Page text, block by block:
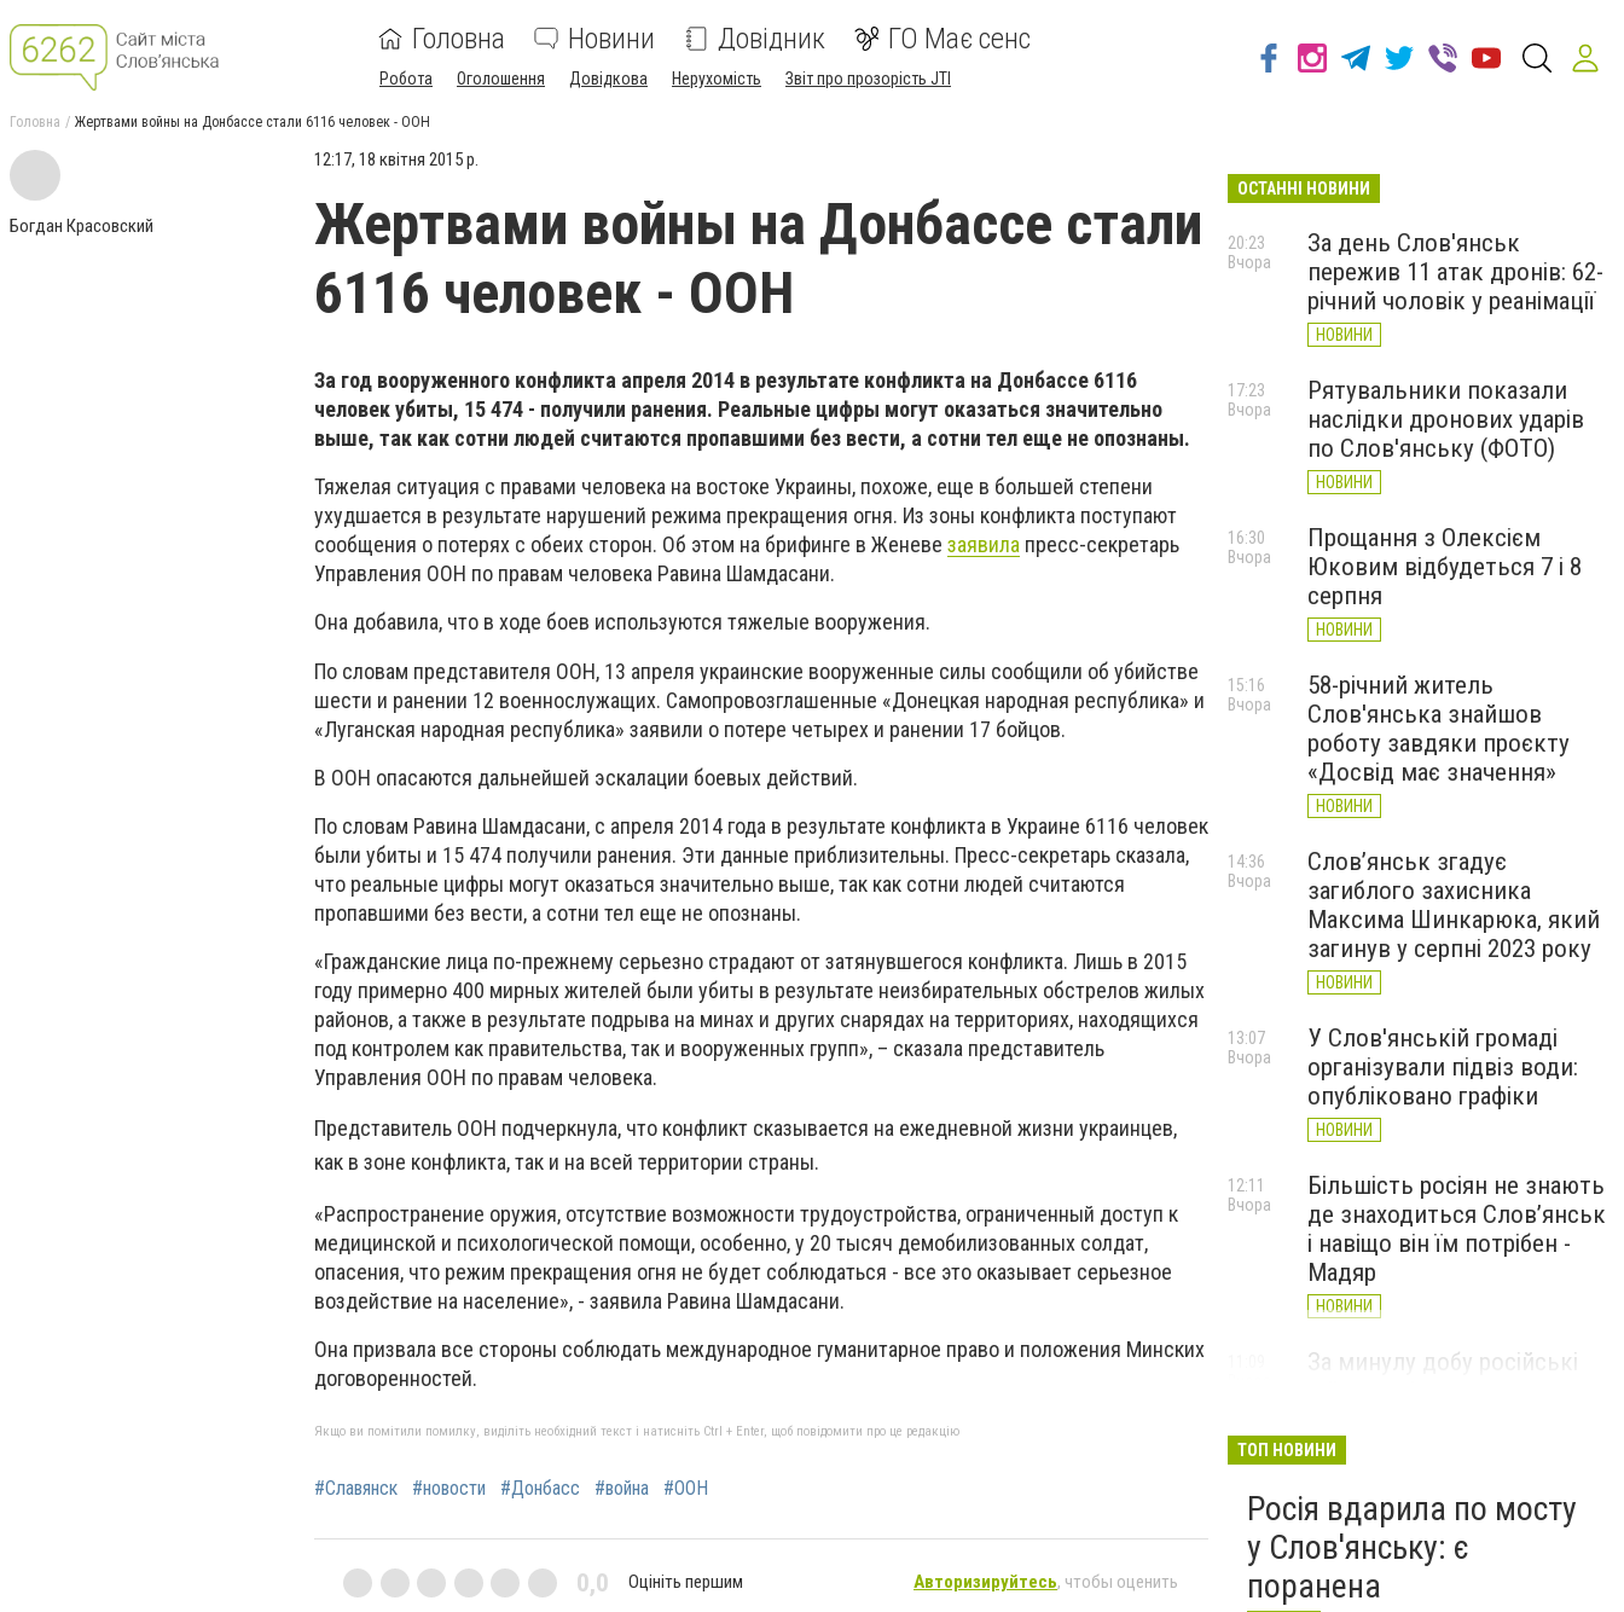
Головна Новини Довідник ГО Має сенс
Робота Оголошення Довідкова Нерухомість Звіт про прозорість JTI
Головна Жертвами войны на Донбассе стали 6116 человек - ООН
Богдан Красовский
12:17, 18 квітня 2015 р.
Жертвами войны на Донбассе стали
6116 человек - ООН
За год вооруженного конфликта апреля 2014 в результате конфликта на Донбассе 6116
человек убиты, 15 474 - получили ранения. Реальные цифры могут оказаться значительно
выше, так как сотни людей считаются пропавшими без вести, а сотни тел еще не опознаны.
Тяжелая ситуация с правами человека на востоке Украины, похоже, еще в большей степени
ухудшается в результате нарушений режима прекращения огня. Из зоны конфликта поступают
сообщения о потерях с обеих сторон. Об этом на брифинге в Женеве заявила пресс-секретарь
Управления ООН по правам человека Равина Шамдасани.
Она добавила, что в ходе боев используются тяжелые вооружения.
По словам представителя ООН, 13 апреля украинские вооруженные силы сообщили об убийстве
шести и ранении 12 военнослужащих. Самопровозглашенные «Донецкая народная республика» и
«Луганская народная республика» заявили о потере четырех и ранении 17 бойцов.
В ООН опасаются дальнейшей эскалации боевых действий.
По словам Равина Шамдасани, с апреля 2014 года в результате конфликта в Украине 6116 человек
были убиты и 15 474 получили ранения. Эти данные приблизительны. Пресс-секретарь сказала,
что реальные цифры могут оказаться значительно выше, так как сотни людей считаются
пропавшими без вести, а сотни тел еще не опознаны.
«Гражданские лица по-прежнему серьезно страдают от затянувшегося конфликта. Лишь в 2015
году примерно 400 мирных жителей были убиты в результате неизбирательных обстрелов жилых
районов, а также в результате подрыва на минах и других снарядах на территориях, находящихся
под контролем как правительства, так и вооруженных групп», – сказала представитель
Управления ООН по правам человека.
Представитель ООН подчеркнула, что конфликт сказывается на ежедневной жизни украинцев,
как в зоне конфликта, так и на всей территории страны.
«Распространение оружия, отсутствие возможности трудоустройства, ограниченный доступ к
медицинской и психологической помощи, особенно, у 20 тысяч демобилизованных солдат,
опасения, что режим прекращения огня не будет соблюдаться - все это оказывает серьезное
воздействие на население», - заявила Равина Шамдасани.
Она призвала все стороны соблюдать международное гуманитарное право и положения Минских
договоренностей.
Якщо ви помітили помилку, виділіть необхідний текст і натисніть Ctrl + Enter, щоб повідомити про це редакцію
#Славянск #новости #Донбасс #война #ООН
0,0 Оцініть першим Авторизируйтесь, чтобы оценить
ОСТАННІ НОВИНИ
За день Слов'янськ
пережив 11 атак дронів: 62-
річний чоловік у реанімації
НОВИНИ
20:23
Вчора
Рятувальники показали
наслідки дронових ударів
по Слов'янську (ФОТО)
НОВИНИ
17:23
Вчора
Прощання з Олексієм
Юковим відбудеться 7 і 8
серпня
НОВИНИ
16:30
Вчора
58-річний житель
Слов'янська знайшов
роботу завдяки проєкту
«Досвід має значення»
НОВИНИ
15:16
Вчора
Слов’янськ згадує
загиблого захисника
Максима Шинкарюка, який
загинув у серпні 2023 року
НОВИНИ
14:36
Вчора
У Слов'янській громаді
організували підвіз води:
опубліковано графіки
НОВИНИ
13:07
Вчора
Більшість росіян не знають
де знаходиться Слов’янськ
і навіщо він їм потрібен -
Мадяр
НОВИНИ
12:11
Вчора
За минулу добу російські
великої війни: 6 серпня
ТОП НОВИНИ
Росія вдарила по мосту
у Слов'янську: є
поранена